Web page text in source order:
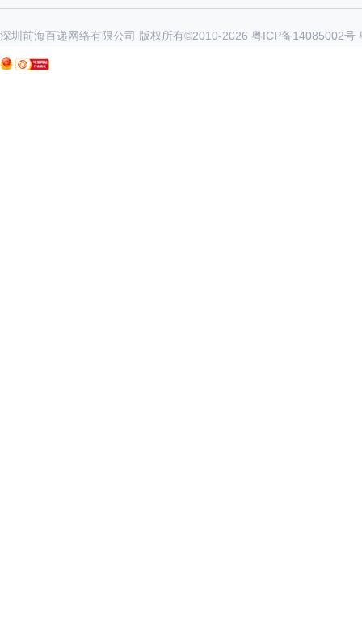
深圳前海百递网络有限公司 版权所有©2010-2026 粤ICP备14085002号